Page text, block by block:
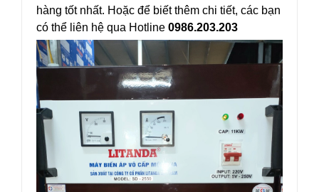
hàng tốt nhất. Hoặc để biết thêm chi tiết, các bạn
có thể liên hệ qua Hotline 0986.203.203